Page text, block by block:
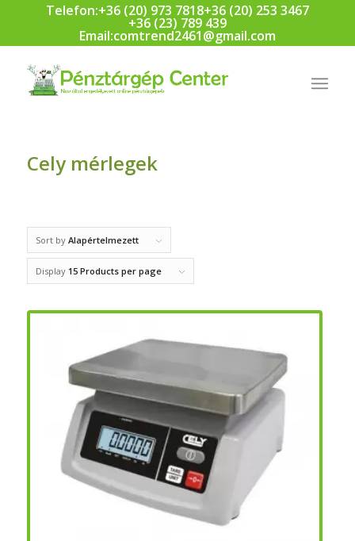
Telefon:+36 (20) 973 7818+36 (20) 253 3467
+36 (23) 789 439
Email:comtrend2461@gmail.com
Cely mérlegek
Sort by Alapértelmezett
Display 15 Products per page